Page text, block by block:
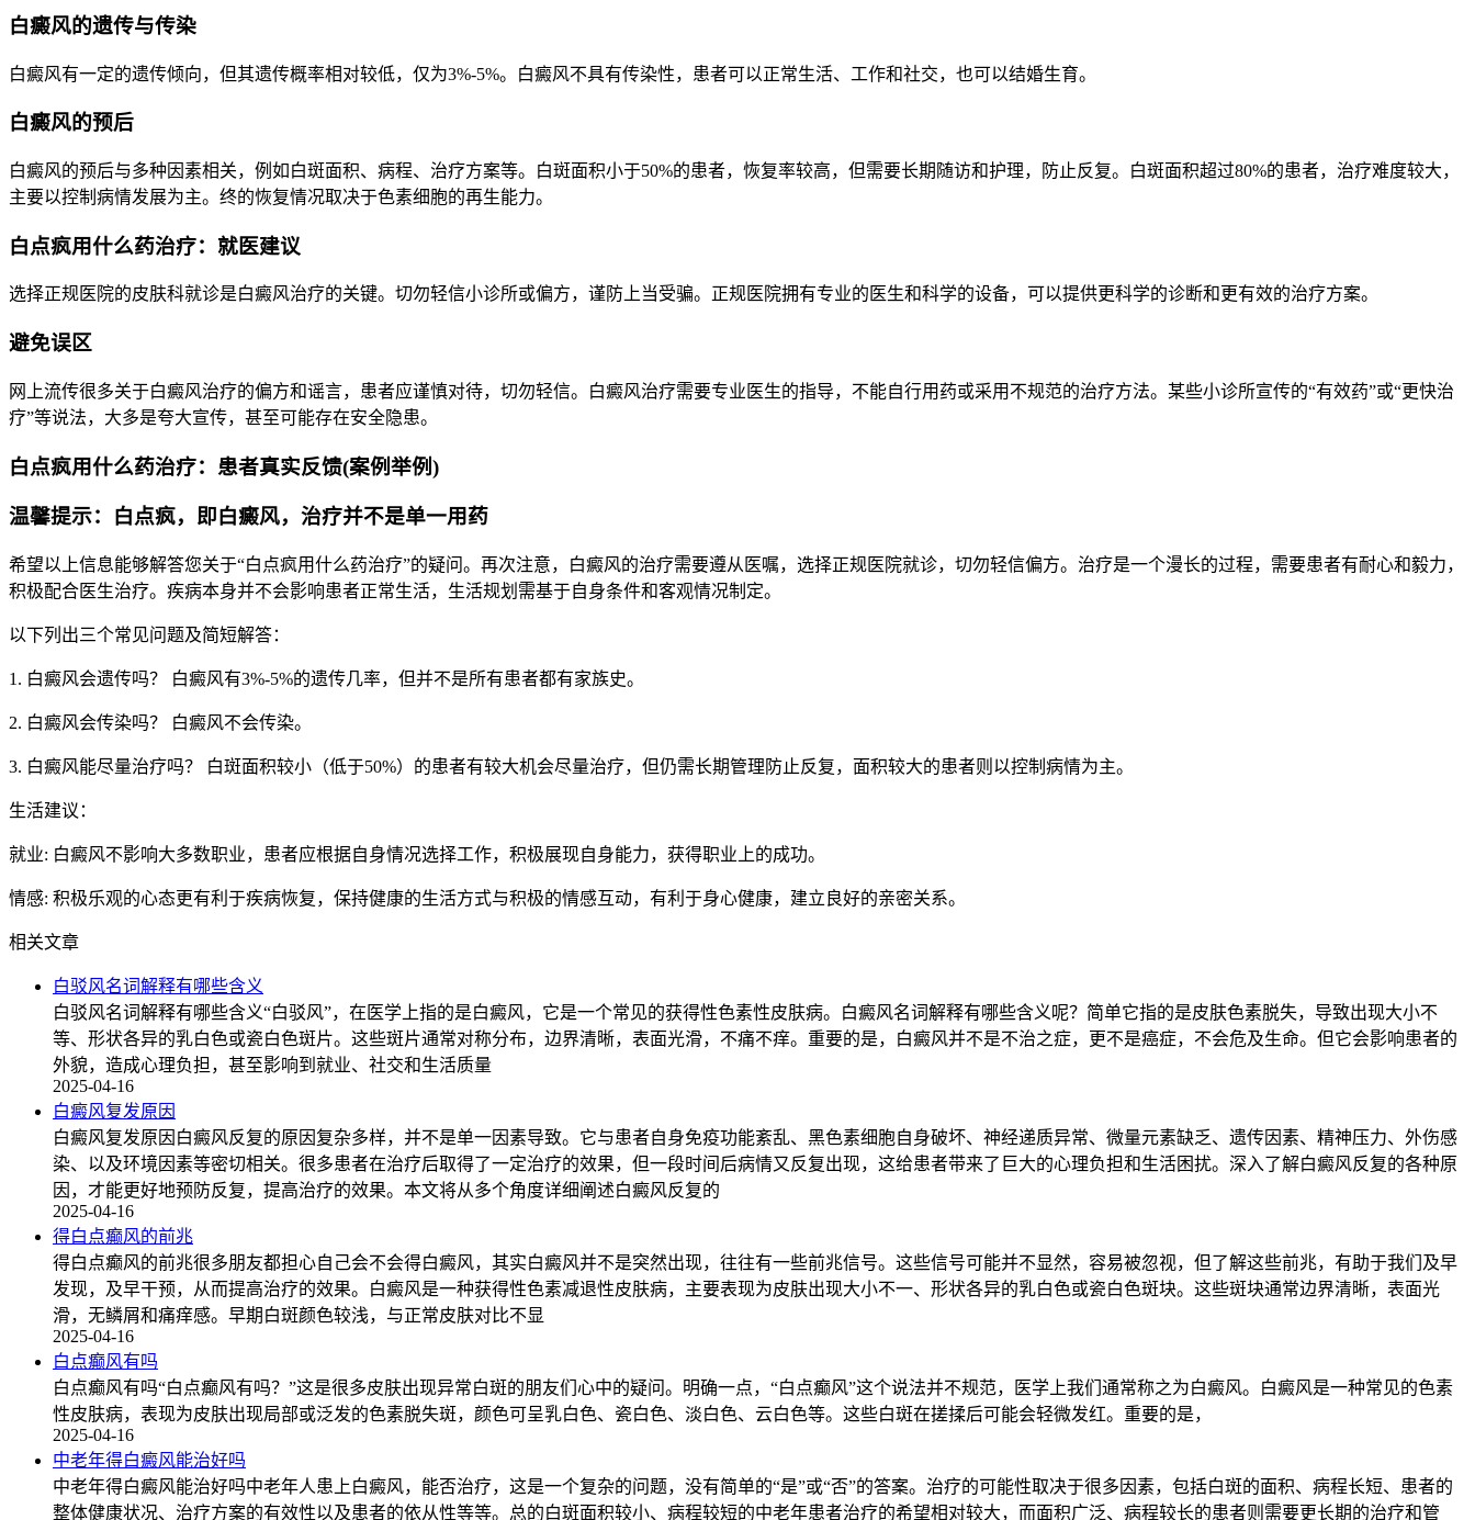
白癜风的遗传与传染
白癜风有一定的遗传倾向，但其遗传概率相对较低，仅为3%-5%。白癜风不具有传染性，患者可以正常生活、工作和社交，也可以结婚生育。
白癜风的预后
白癜风的预后与多种因素相关，例如白斑面积、病程、治疗方案等。白斑面积小于50%的患者，恢复率较高，但需要长期随访和护理，防止反复。白斑面积超过80%的患者，治疗难度较大，
主要以控制病情发展为主。终的恢复情况取决于色素细胞的再生能力。
白点疯用什么药治疗：就医建议
选择正规医院的皮肤科就诊是白癜风治疗的关键。切勿轻信小诊所或偏方，谨防上当受骗。正规医院拥有专业的医生和科学的设备，可以提供更科学的诊断和更有效的治疗方案。
避免误区
网上流传很多关于白癜风治疗的偏方和谣言，患者应谨慎对待，切勿轻信。白癜风治疗需要专业医生的指导，不能自行用药或采用不规范的治疗方法。某些小诊所宣传的“有效药”或“更快治
疗”等说法，大多是夸大宣传，甚至可能存在安全隐患。
白点疯用什么药治疗：患者真实反馈(案例举例)
温馨提示：白点疯，即白癜风，治疗并不是单一用药
希望以上信息能够解答您关于“白点疯用什么药治疗”的疑问。再次注意，白癜风的治疗需要遵从医嘱，选择正规医院就诊，切勿轻信偏方。治疗是一个漫长的过程，需要患者有耐心和毅力，
积极配合医生治疗。疾病本身并不会影响患者正常生活，生活规划需基于自身条件和客观情况制定。
以下列出三个常见问题及简短解答：
1. 白癜风会遗传吗？ 白癜风有3%-5%的遗传几率，但并不是所有患者都有家族史。
2. 白癜风会传染吗？ 白癜风不会传染。
3. 白癜风能尽量治疗吗？ 白斑面积较小（低于50%）的患者有较大机会尽量治疗，但仍需长期管理防止反复，面积较大的患者则以控制病情为主。
生活建议：
就业: 白癜风不影响大多数职业，患者应根据自身情况选择工作，积极展现自身能力，获得职业上的成功。
情感: 积极乐观的心态更有利于疾病恢复，保持健康的生活方式与积极的情感互动，有利于身心健康，建立良好的亲密关系。
相关文章
白驳风名词解释有哪些含义
白驳风名词解释有哪些含义“白驳风”，在医学上指的是白癜风，它是一个常见的获得性色素性皮肤病。白癜风名词解释有哪些含义呢？简单它指的是皮肤色素脱失，导致出现大小不
等、形状各异的乳白色或瓷白色斑片。这些斑片通常对称分布，边界清晰，表面光滑，不痛不痒。重要的是，白癜风并不是不治之症，更不是癌症，不会危及生命。但它会影响患者的
外貌，造成心理负担，甚至影响到就业、社交和生活质量
2025-04-16
白癜风复发原因
白癜风复发原因白癜风反复的原因复杂多样，并不是单一因素导致。它与患者自身免疫功能紊乱、黑色素细胞自身破坏、神经递质异常、微量元素缺乏、遗传因素、精神压力、外伤感
染、以及环境因素等密切相关。很多患者在治疗后取得了一定治疗的效果，但一段时间后病情又反复出现，这给患者带来了巨大的心理负担和生活困扰。深入了解白癜风反复的各种原
因，才能更好地预防反复，提高治疗的效果。本文将从多个角度详细阐述白癜风反复的
2025-04-16
得白点癫风的前兆
得白点癫风的前兆很多朋友都担心自己会不会得白癜风，其实白癜风并不是突然出现，往往有一些前兆信号。这些信号可能并不显然，容易被忽视，但了解这些前兆，有助于我们及早
发现，及早干预，从而提高治疗的效果。白癜风是一种获得性色素减退性皮肤病，主要表现为皮肤出现大小不一、形状各异的乳白色或瓷白色斑块。这些斑块通常边界清晰，表面光
滑，无鳞屑和痛痒感。早期白斑颜色较浅，与正常皮肤对比不显
2025-04-16
白点癫风有吗
白点癫风有吗“白点癫风有吗？”这是很多皮肤出现异常白斑的朋友们心中的疑问。明确一点，“白点癫风”这个说法并不规范，医学上我们通常称之为白癜风。白癜风是一种常见的色素
性皮肤病，表现为皮肤出现局部或泛发的色素脱失斑，颜色可呈乳白色、瓷白色、淡白色、云白色等。这些白斑在搓揉后可能会轻微发红。重要的是，
2025-04-16
中老年得白癜风能治好吗
中老年得白癜风能治好吗中老年人患上白癜风，能否治疗，这是一个复杂的问题，没有简单的“是”或“否”的答案。治疗的可能性取决于很多因素，包括白斑的面积、病程长短、患者的
整体健康状况、治疗方案的有效性以及患者的依从性等等。总的白斑面积较小、病程较短的中老年患者治疗的希望相对较大，而面积广泛、病程较长的患者则需要更长期的治疗和管